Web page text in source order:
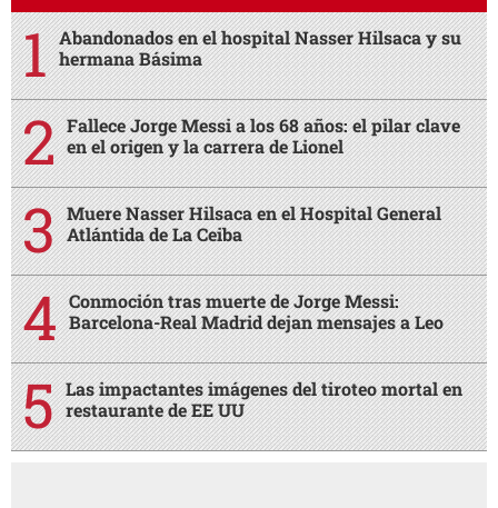
Abandonados en el hospital Nasser Hilsaca y su
hermana Básima
Fallece Jorge Messi a los 68 años: el pilar clave
en el origen y la carrera de Lionel
Muere Nasser Hilsaca en el Hospital General
Atlántida de La Ceiba
Conmoción tras muerte de Jorge Messi:
Barcelona-Real Madrid dejan mensajes a Leo
Las impactantes imágenes del tiroteo mortal en
restaurante de EE UU